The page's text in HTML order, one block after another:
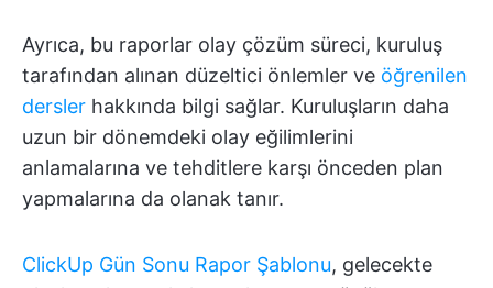
Ayrıca, bu raporlar olay çözüm süreci, kuruluş
tarafından alınan düzeltici önlemler ve öğrenilen
dersler hakkında bilgi sağlar. Kuruluşların daha
uzun bir dönemdeki olay eğilimlerini
anlamalarına ve tehditlere karşı önceden plan
yapmalarına da olanak tanır.
ClickUp Gün Sonu Rapor Şablonu, gelecekte